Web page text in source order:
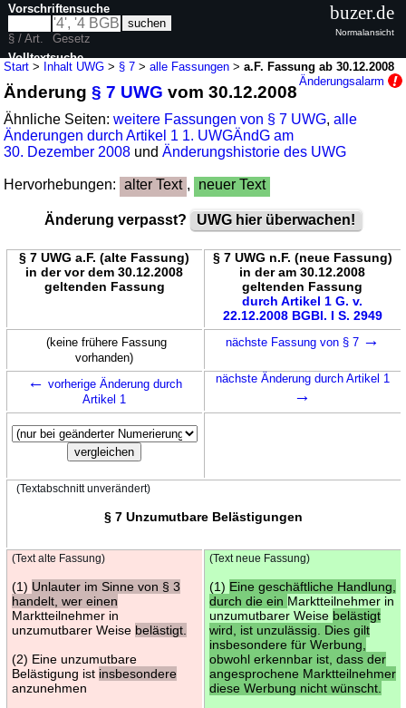
Start > Inhalt UWG > § 7 >alle Fassungen >a.F. Fassung ab 30.12.2008
Änderungsalarm
Änderung§ 7 UWG vom 30.12.2008
Ähnliche Seiten:weitere Fassungen von § 7 UWG,alle
Änderungen durch Artikel 1 1. UWGÄndG am
30. Dezember 2008 undÄnderungshistorie des UWG
Hervorhebungen: alter Text , neuer Text
Änderung verpasst? UWG hier überwachen!
§ 7 UWG a.F. (alte Fassung)
in der vor dem 30.12.2008
geltenden Fassung
§ 7 UWG n.F. (neue Fassung)
in der am 30.12.2008
geltenden Fassung
durch Artikel 1 G. v.
22.12.2008 BGBl. I S. 2949
(keine frühere Fassung
vorhanden)
nächste Fassung von § 7 →
← vorherige Änderung durch
Artikel 1
nächste Änderung durch Artikel 1
→
(Textabschnitt unverändert)
§ 7 Unzumutbare Belästigungen
(Text alte Fassung)
(1) Unlauter im Sinne von § 3
handelt, wer einen
Marktteilnehmer in
unzumutbarer Weise belästigt.
(2) Eine unzumutbare
Belästigung ist insbesondere
anzunehmen
(Text neue Fassung)
(1) Eine geschäftliche Handlung,
durch die ein Marktteilnehmer in
unzumutbarer Weise belästigt
wird, ist unzulässig. Dies gilt
insbesondere für Werbung,
obwohl erkennbar ist, dass der
angesprochene Marktteilnehmer
diese Werbung nicht wünscht.
Vorschriftensuche
§ / Art.
Gesetz
Volltextsuche
nur in UWG
buzer.de
Normalansicht